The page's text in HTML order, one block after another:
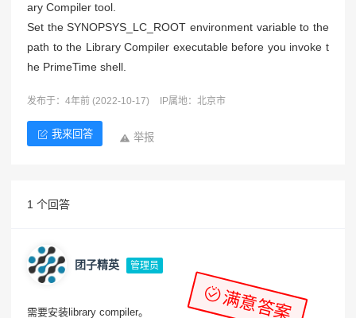
ary Compiler tool.
Set the SYNOPSYS_LC_ROOT environment variable to the
path to the Library Compiler executable before you invoke t
he PrimeTime shell.
发布于：4年前 (2022-10-17) IP属地：北京市
我来回答 举报
1 个回答
满意答案
团子精英 管理员
需要安装library compiler。